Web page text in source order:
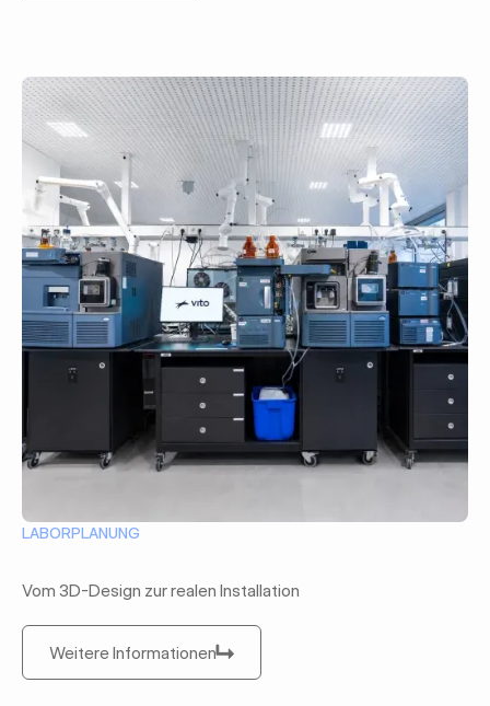
LABORPLANUNG
Vom 3D-Design zur realen Installation
Weitere Informationen
Weitere Informationen